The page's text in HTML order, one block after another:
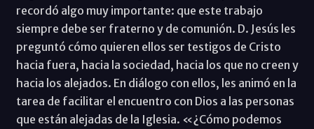
recordó algo muy importante: que este trabajo
siempre debe ser fraterno y de comunión. D. Jesús les
preguntó cómo quieren ellos ser testigos de Cristo
hacia fuera, hacia la sociedad, hacia los que no creen y
hacia los alejados. En diálogo con ellos, les animó en la
tarea de facilitar el encuentro con Dios a las personas
que están alejadas de la Iglesia. «¿Cómo podemos